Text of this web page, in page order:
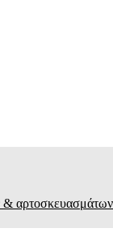
& αρτοσκευασμάτων